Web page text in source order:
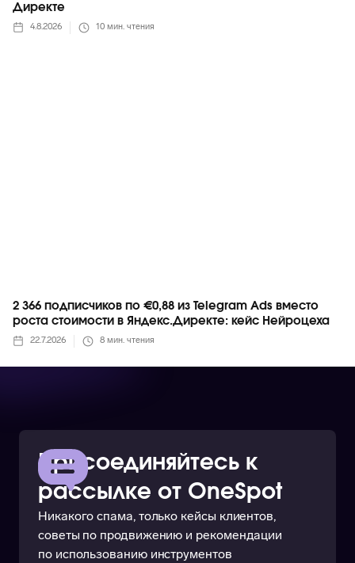
Директе
4.8.2026 10 мин. чтения
2 366 подписчиков по €0,88 из Telegram Ads вместо
роста стоимости в Яндекс.Директе: кейс Нейроцеха
22.7.2026 8 мин. чтения
Присоединяйтесь к
рассылке от OneSpot
Никакого спама, только кейсы клиентов,
советы по продвижению и рекомендации
по использованию инструментов